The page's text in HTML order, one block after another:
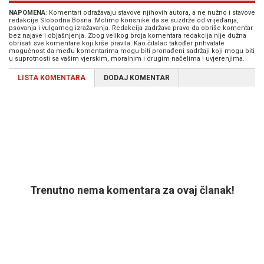
NAPOMENA: Komentari odražavaju stavove njihovih autora, a ne nužno i stavove
redakcije Slobodna Bosna. Molimo korisnike da se suzdrže od vrijeđanja,
psovanja i vulgarnog izražavanja. Redakcija zadržava pravo da obriše komentar
bez najave i objašnjenja. Zbog velikog broja komentara redakcija nije dužna
obrisati sve komentare koji krše pravila. Kao čitalac također prihvatate
mogućnost da među komentarima mogu biti pronađeni sadržaji koji mogu biti
u suprotnosti sa vašim vjerskim, moralnim i drugim načelima i uvjerenjima.
LISTA KOMENTARA DODAJ KOMENTAR
Trenutno nema komentara za ovaj članak!